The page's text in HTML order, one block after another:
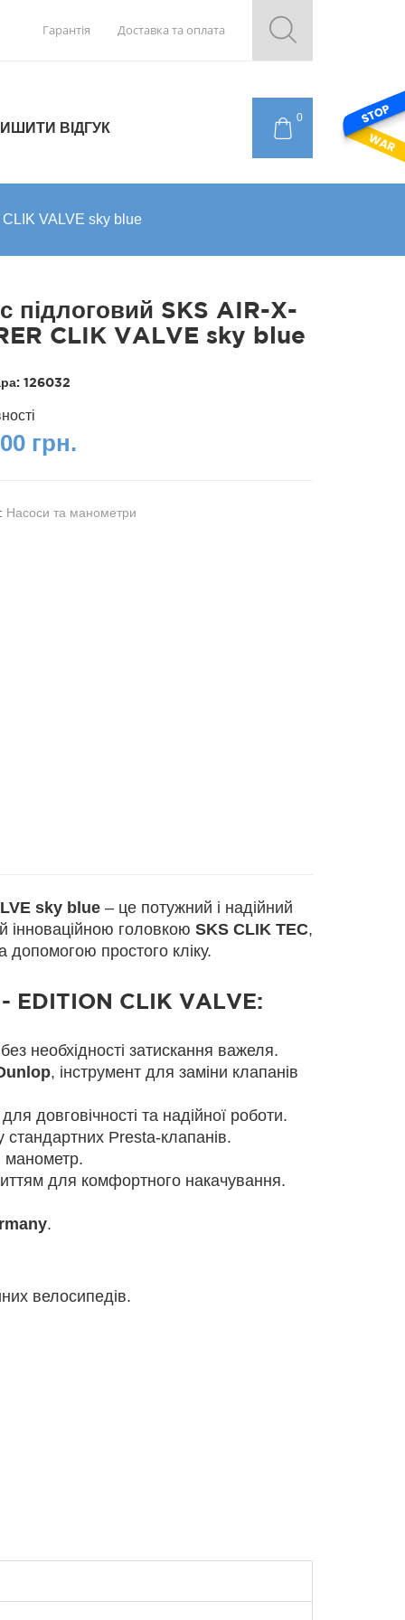
Гарантія Доставка та оплата
0
ВІДГУК
VALVE sky blue
підлоговий SKS AIR-X-
CLIK VALVE sky blue
126032
грн.
Насоси та манометри
sky blue– це потужний і надійний
інноваційною головкою SKS CLIK TEC,
допомогою простого кліку.
EDITION CLIK VALVE:
необхідності затискання важеля.
, інструмент для заміни клапанів
довговічності та надійної роботи.
Presta-клапанів.
манометр.
для комфортного накачування.
.
велосипедів.